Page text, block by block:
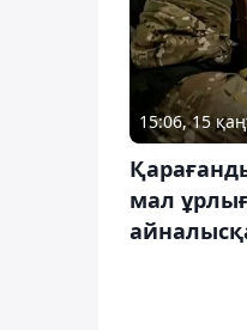
15:06, 15
мал